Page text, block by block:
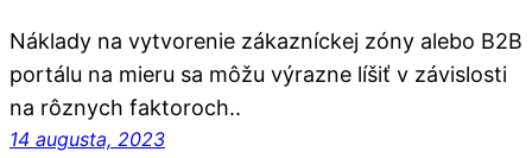
Náklady na vytvorenie zákazníckej zóny alebo B2B
portálu na mieru sa môžu výrazne líšiť v závislosti
na rôznych faktoroch..
14 augusta, 2023